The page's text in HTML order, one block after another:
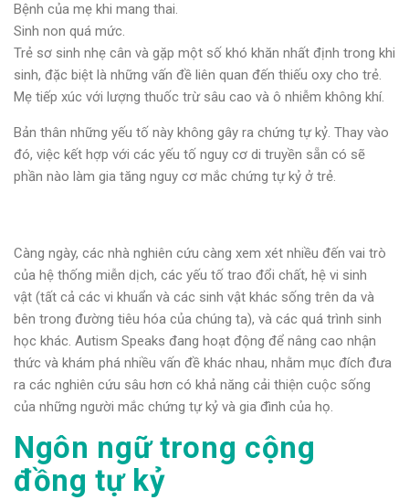
Bệnh của mẹ khi mang thai.
Sinh non quá mức.
Trẻ sơ sinh nhẹ cân và gặp một số khó khăn nhất định trong khi
sinh, đặc biệt là những vấn đề liên quan đến thiếu oxy cho trẻ.
Mẹ tiếp xúc với lượng thuốc trừ sâu cao và ô nhiễm không khí.
Bản thân những yếu tố này không gây ra chứng tự kỷ. Thay vào
đó, việc kết hợp với các yếu tố nguy cơ di truyền sẵn có sẽ
phần nào làm gia tăng nguy cơ mắc chứng tự kỷ ở trẻ.
Càng ngày, các nhà nghiên cứu càng xem xét nhiều đến vai trò
của hệ thống miễn dịch, các yếu tố trao đổi chất, hệ vi sinh
vật (tất cả các vi khuẩn và các sinh vật khác sống trên da và
bên trong đường tiêu hóa của chúng ta), và các quá trình sinh
học khác. Autism Speaks đang hoạt động để nâng cao nhận
thức và khám phá nhiều vấn đề khác nhau, nhằm mục đích đưa
ra các nghiên cứu sâu hơn có khả năng cải thiện cuộc sống
của những người mắc chứng tự kỷ và gia đình của họ.
Ngôn ngữ trong cộng
đồng tự kỷ